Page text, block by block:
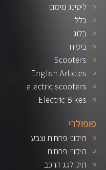
ליסינג מימוני
כללי
בלוג
ביטוח
Scooters
English Articles
electric scooters
Electric Bikes
פופולרי
תיקוני פחחות וצבע
תיקוני פחחות
תיק לגג הרכב